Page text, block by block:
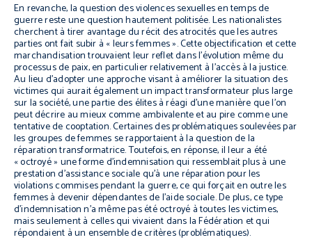
En revanche, la question des violences sexuelles en temps de
guerre reste une question hautement politisée. Les nationalistes
cherchent à tirer avantage du récit des atrocités que les autres
parties ont fait subir à « leurs femmes ». Cette objectification et cette
marchandisation trouvaient leur reflet dans l'évolution même du
processus de paix, en particulier relativement à l'accès à la justice.
Au lieu d'adopter une approche visant à améliorer la situation des
victimes qui aurait également un impact transformateur plus large
sur la société, une partie des élites à réagi d'une manière que l'on
peut décrire au mieux comme ambivalente et au pire comme une
tentative de cooptation. Certaines des problématiques soulevées par
les groupes de femmes se rapportaient à la question de la
réparation transformatrice. Toutefois, en réponse, il leur a été
« octroyé » une forme d'indemnisation qui ressemblait plus à une
prestation d'assistance sociale qu'à une réparation pour les
violations commises pendant la guerre, ce qui forçait en outre les
femmes à devenir dépendantes de l'aide sociale. De plus, ce type
d'indemnisation n'a même pas été octroyé à toutes les victimes,
mais seulement à celles qui vivaient dans la Fédération et qui
répondaient à un ensemble de critères (problématiques).